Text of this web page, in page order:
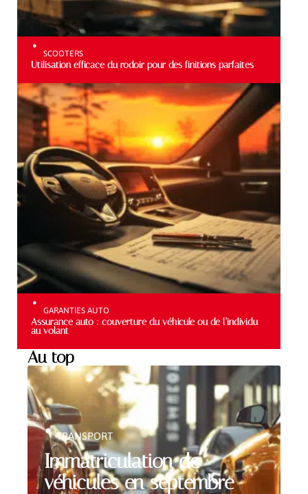
SCOOTERS
Utilisation efficace du rodoir pour des finitions parfaites
GARANTIES AUTO
Assurance auto : couverture du véhicule ou de l’individu
au volant
Au top
Immatriculation de
véhicules en septembre
TRANSPORT